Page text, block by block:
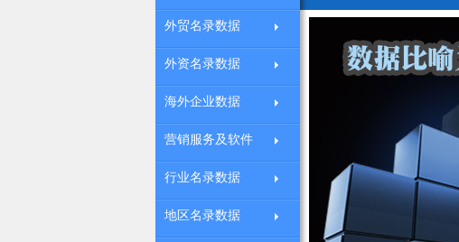
外贸名录数据
外资名录数据
海外企业数据
营销服务及软件
行业名录数据
地区名录数据